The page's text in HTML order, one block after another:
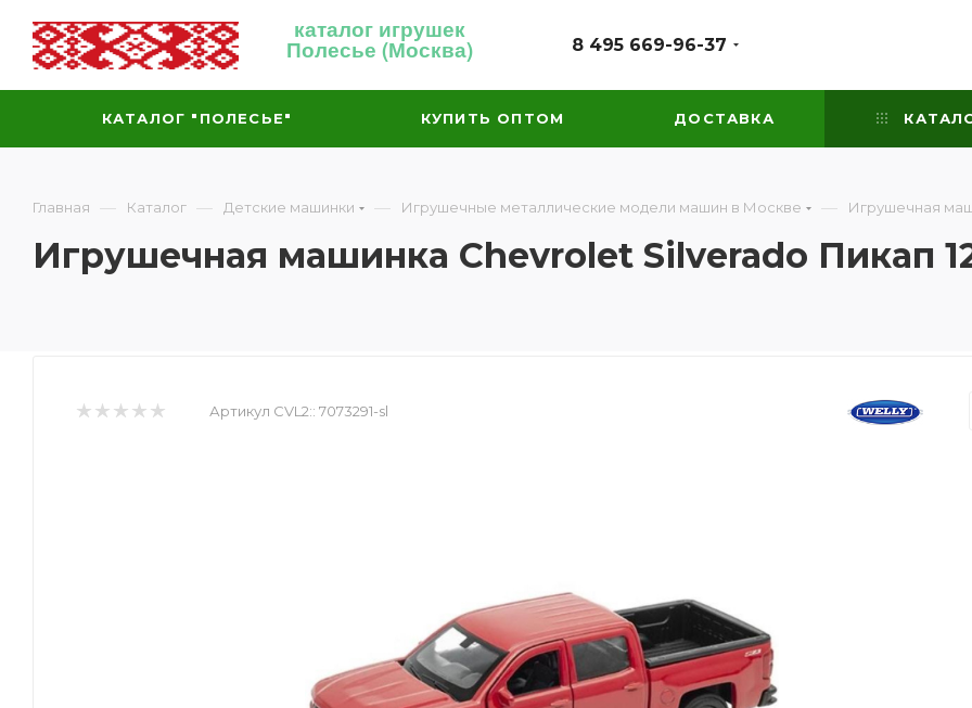
каталог игрушек
Полесье (Москва) 8 495 669-96-37
КАТАЛОГ "ПОЛЕСЬЕ" КУПИТЬ ОПТОМ ДОСТАВКА
Главная — Каталог — Детские машинки — Игрушечные металлические модели машин в Москве — Игрушечная
Игрушечная машинка Chevrolet Silverado Пикап
Артикул CVL2:: 7073291-sl